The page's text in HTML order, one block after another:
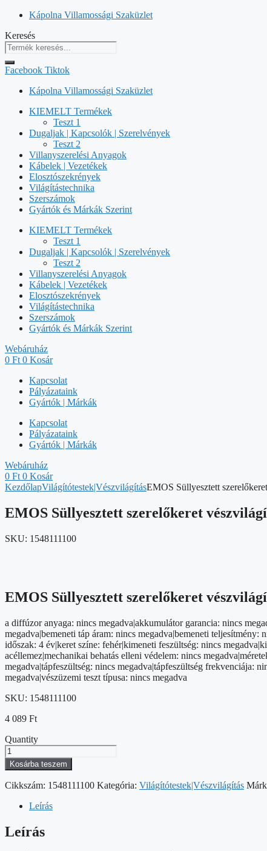
Kilépés
tartalomba
Kápolna Villamossági Szaküzlet
Keresés
Facebook Tiktok
Kápolna Villamossági Szaküzlet
KIEMELT Termékek
Teszt 1
Dugaljak | Kapcsolók | Szerelvények
Teszt 2
Villanyszerelési Anyagok
Kábelek | Vezetékek
Elosztószekrények
Világítástechnika
Szerszámok
Gyártók és Márkák Szerint
KIEMELT Termékek
Teszt 1
Dugaljak | Kapcsolók | Szerelvények
Teszt 2
Villanyszerelési Anyagok
Kábelek | Vezetékek
Elosztószekrények
Világítástechnika
Szerszámok
Gyártók és Márkák Szerint
Webáruház
0 Ft 0 Kosár
Kapcsolat
Pályázataink
Gyártók | Márkák
Kapcsolat
Pályázataink
Gyártók | Márkák
Webáruház
0 Ft 0 Kosár
KezdőlapVilágítótestek|VészvilágításEMOS Süllyesztett
EMOS Süllyesztett szerelőkeret
SKU: 1548111100
EMOS Süllyesztett szerelőkeret
a diffúzor anyaga: nincs megadva|akkumulátor garancia: nincs
megadva|bemeneti táp áram: nincs megadva|bemeneti
időszak: 4 év|keret színe: fehér|kimeneti feszültség: nincs
acéllemez|mechanikai behatás elleni védelem: nincs
megadva|tápfeszültség: nincs megadva|tápfeszültség frekvenciája:
megadva|vészüzemi teszt típusa: nincs megadva
SKU: 1548111100
4 089 Ft
Quantity
EMOS
Süllyesztett
szerelőkeret
vészvilágító
NESSI
Kosárba teszem
Cikkszám: 1548111100 Kategória: Világítótestek|Vészvilágítás
Leírás
Leírás